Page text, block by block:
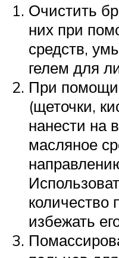
Очистить
них при
средств,
гелем для
При помощи
(щеточки,
нанести на
масляное
количество
избежать